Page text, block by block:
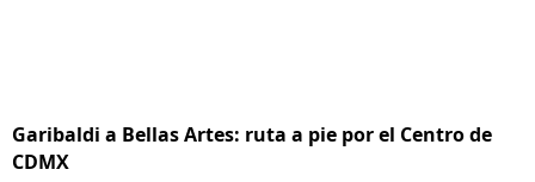
Garibaldi a Bellas Artes: ruta a pie por el Centro de
CDMX